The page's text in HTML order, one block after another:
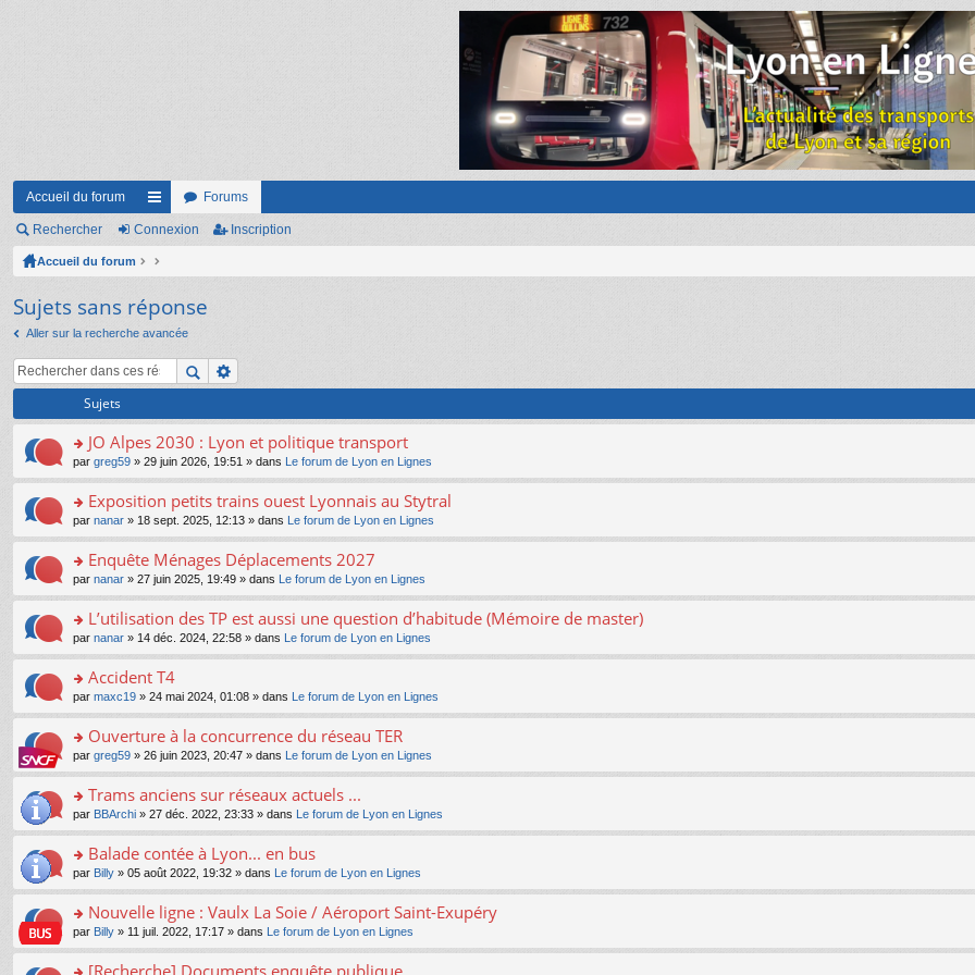
Accueil du forum
ac
co
ci
s
Forums
Rechercher Connexion Inscription
Accueil du forum
Sujets sans réponse
Aller sur la recherche avancée
Sujets
o
n
s
ult
er
le
m
e
s
a
g
e
n
n
le
pl
u
s
ré
c
e
nt
JO Alpes 2030 : Lyon et politique transport
par greg59 » 29 juin 2026, 19:51 » dans Le forum de Lyon en Lignes
o
n
s
ult
er
le
m
e
s
a
g
e
n
n
le
pl
u
s
ré
c
e
nt
Exposition petits trains ouest Lyonnais au Stytral
par nanar » 18 sept. 2025, 12:13 » dans Le forum de Lyon en Lignes
o
n
s
ult
er
le
m
e
s
a
g
e
n
n
le
pl
u
s
ré
c
e
nt
Enquête Ménages Déplacements 2027
par nanar » 27 juin 2025, 19:49 » dans Le forum de Lyon en Lignes
o
n
s
ult
er
le
m
e
s
a
g
e
n
n
le
pl
u
s
L’utilisation des TP est aussi une question d’habitude (Mémoire de master)
par nanar » 14 déc. 2024, 22:58 » dans Le forum de Lyon en Lignes
o
n
s
ult
er
le
m
e
s
a
g
e
n
n
Accident T4
par maxc19 » 24 mai 2024, 01:08 » dans Le forum de Lyon en Lignes
o
n
s
ult
er
le
m
e
s
a
g
e
n
Ouverture à la concurrence du réseau TER
par greg59 » 26 juin 2023, 20:47 » dans Le forum de Lyon en Lignes
o
n
s
ult
er
le
m
e
s
Trams anciens sur réseaux actuels ...
par BBArchi » 27 déc. 2022, 23:33 » dans Le forum de Lyon en Lignes
o
n
s
ult
er
le
m
Balade contée à Lyon... en bus
par Billy » 05 août 2022, 19:32 » dans Le forum de Lyon en Lignes
o
n
s
Nouvelle ligne : Vaulx La Soie / Aéroport Saint-Exupéry
par Billy » 11 juil. 2022, 17:17 » dans Le forum de Lyon en Lignes